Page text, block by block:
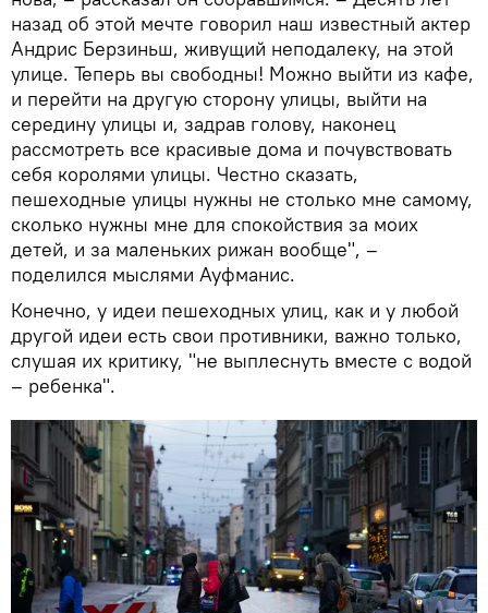
назад об этой мечте говорил наш известный актер
Андрис Берзиньш, живущий неподалеку, на этой
улице. Теперь вы свободны! Можно выйти из кафе,
и перейти на другую сторону улицы, выйти на
середину улицы и, задрав голову, наконец
рассмотреть все красивые дома и почувствовать
себя королями улицы. Честно сказать,
пешеходные улицы нужны не столько мне самому,
сколько нужны мне для спокойствия за моих
детей, и за маленьких рижан вообще", –
поделился мыслями Ауфманис.
Конечно, у идеи пешеходных улиц, как и у любой
другой идеи есть свои противники, важно только,
слушая их критику, "не выплеснуть вместе с водой
– ребенка".